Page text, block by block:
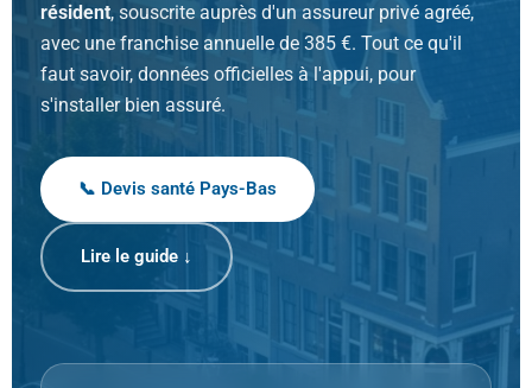
résident, souscrite auprès d'un assureur privé agréé,
avec une franchise annuelle de 385 €. Tout ce qu'il
faut savoir, données officielles à l'appui, pour
s'installer bien assuré.
📞 Devis santé Pays-Bas
Lire le guide ↓